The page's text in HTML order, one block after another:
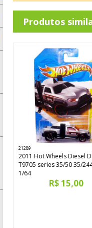
Produtos
21289
2011 Hot Wheels Diesel
T9705 series 35/50 35/
1/64
R$ 15,00